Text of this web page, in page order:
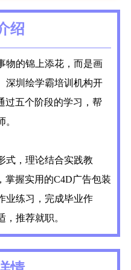
绍
的锦上添花，而是画
深圳绘学霸培训机构开
过五个阶段的学习，帮
，理论结合实践教
掌握实用的C4D广告包装
业练习，完成毕业作
推荐就职。